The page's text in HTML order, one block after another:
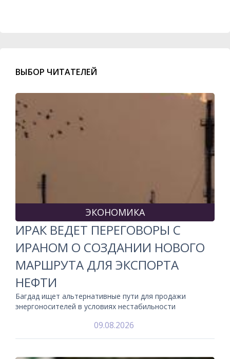
ВЫБОР ЧИТАТЕЛЕЙ
ЭКОНОМИКА
ИРАК ВЕДЕТ ПЕРЕГОВОРЫ С
ИРАНОМ О СОЗДАНИИ НОВОГО
МАРШРУТА ДЛЯ ЭКСПОРТА
НЕФТИ
Багдад ищет альтернативные пути для продажи
энергоносителей в условиях нестабильности
09.08.2026